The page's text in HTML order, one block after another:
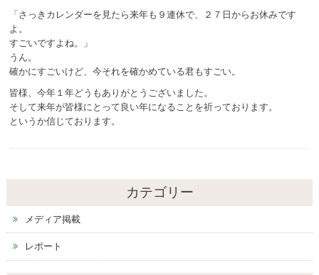
「さっきカレンダーを見たら来年も９連休で、２７日からお休みです
よ。
すごいですよね。」
うん。
確かにすごいけど、今それを確かめている君もすごい。
皆様、今年１年どうもありがとうございました。
そして来年が皆様にとって良い年になることを祈っております。
というか信じております。
カテゴリー
メディア掲載
レポート